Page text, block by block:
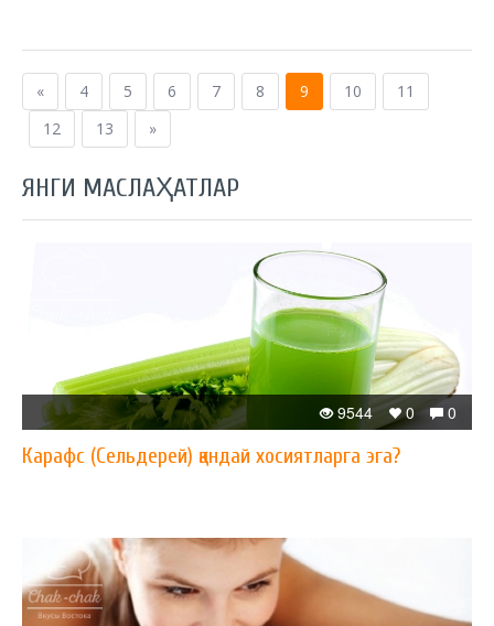
« 4 5 6 7 8 9 10
11
12
13 »
ЯНГИ МАСЛАҲАТЛАР
0
0
9544
Карафс (Сельдерей) қандай хосиятларга эга?